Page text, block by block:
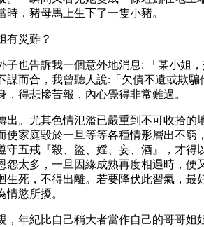
，豬母馬上生下了一隻小豬。
有災難？
子也告訴我一個意外地消息: 「某小姐
而合，我曾聽人說:「欠債不遺或欺
得悲慘苦報，內心覺得非常難過。
。尤其色情氾濫已嚴重到不可收拾
家庭毀於一旦等等各種情形層出不
五戒『殺、盜、婬、妄、酒』，才
太多，一旦因緣成熟再度相遇時，
死，不得出離。若要降伏此習氣，
慾所擾。
年紀比自己稍大者當作自己的哥哥